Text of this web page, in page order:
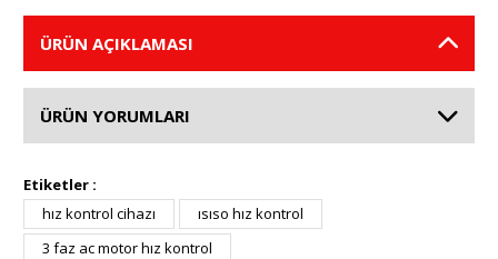
ÜRÜN AÇIKLAMASI
ÜRÜN YORUMLARI
Etiketler :
hız kontrol cihazı
ısıso hız kontrol
3 faz ac motor hız kontrol